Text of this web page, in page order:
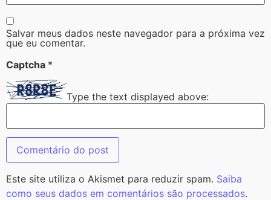
Salvar meus dados neste navegador para a próxima vez
que eu comentar.
Captcha *
Type the text displayed above:
Este site utiliza o Akismet para reduzir spam. Saiba
como seus dados em comentários são processados.